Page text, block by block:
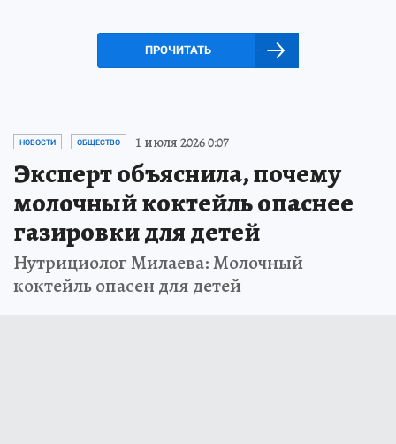
ПРОЧИТАТЬ
НОВОСТИ ОБЩЕСТВО 1 июля 2026 0:07
Эксперт объяснила, почему
молочный коктейль опаснее
газировки для детей
Нутрициолог Милаева: Молочный
коктейль опасен для детей